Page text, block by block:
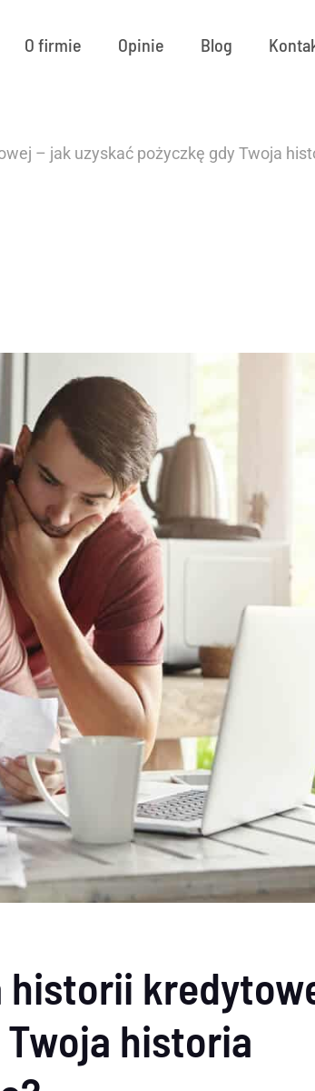
O firmie Opinie Blog
– jak uzyskać pożyczkę gdy Twoja
historii
historia